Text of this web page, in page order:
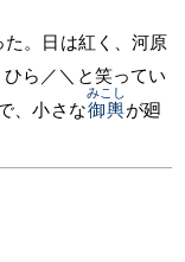
た。日は紅く、河原
ら／＼と笑ってい
、小さな御輿
みこし
が廻